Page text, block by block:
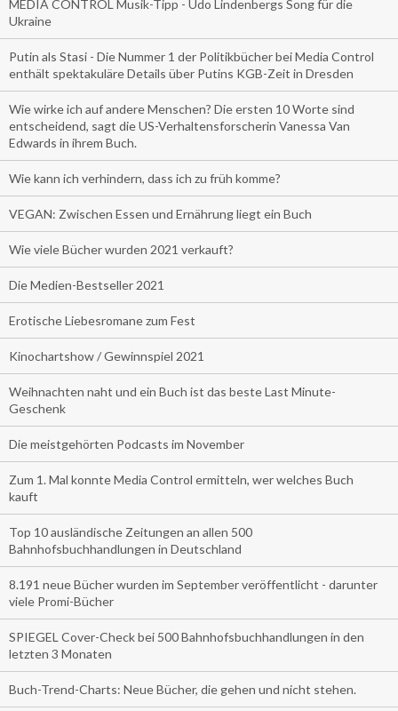
MEDIA CONTROL Musik-Tipp - Udo Lindenbergs Song für die
Ukraine
Putin als Stasi - Die Nummer 1 der Politikbücher bei Media Control
enthält spektakuläre Details über Putins KGB-Zeit in Dresden
Wie wirke ich auf andere Menschen? Die ersten 10 Worte sind
entscheidend, sagt die US-Verhaltensforscherin Vanessa Van
Edwards in ihrem Buch.
Wie kann ich verhindern, dass ich zu früh komme?
VEGAN: Zwischen Essen und Ernährung liegt ein Buch
Wie viele Bücher wurden 2021 verkauft?
Die Medien-Bestseller 2021
Erotische Liebesromane zum Fest
Kinochartshow / Gewinnspiel 2021
Weihnachten naht und ein Buch ist das beste Last Minute-
Geschenk
Die meistgehörten Podcasts im November
Zum 1. Mal konnte Media Control ermitteln, wer welches Buch
kauft
Top 10 ausländische Zeitungen an allen 500
Bahnhofsbuchhandlungen in Deutschland
8.191 neue Bücher wurden im September veröffentlicht - darunter
viele Promi-Bücher
SPIEGEL Cover-Check bei 500 Bahnhofsbuchhandlungen in den
letzten 3 Monaten
Buch-Trend-Charts: Neue Bücher, die gehen und nicht stehen.